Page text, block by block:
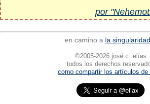
por
en camino a la
©2005-2026 josé c. elías
todos los derechos
como compartir los artículos de